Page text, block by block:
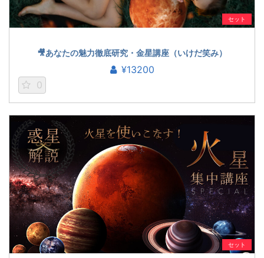
セット
🎥あなたの魅力徹底研究・金星講座（いけだ笑み）
¥13200
0
セット